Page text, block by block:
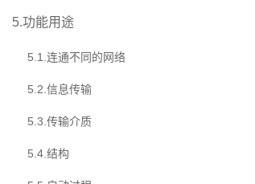
5.功能用途
5.1 连通不同的网络
5.2 信息传输
5.3 传输介质
5.4 结构